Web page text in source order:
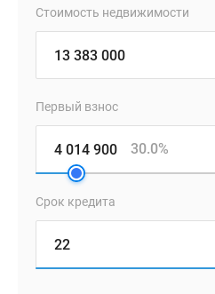
Стоимость недвижимости
Первый взнос
30.0%
Срок кредита